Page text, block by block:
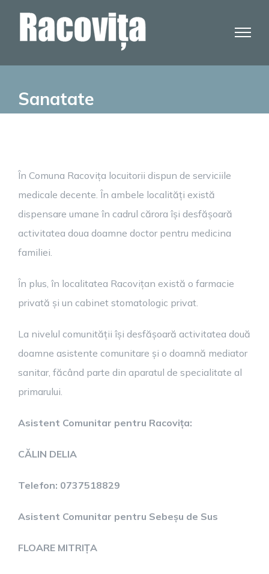
Sanatate
În Comuna Racovița locuitorii dispun de serviciile
medicale decente. În ambele localități există
dispensare umane în cadrul cărora își desfășoară
activitatea doua doamne doctor pentru medicina
familiei.
În plus, în localitatea Racovițan există o farmacie
privată și un cabinet stomatologic privat.
La nivelul comunității își desfășoară activitatea două
doamne asistente comunitare și o doamnă mediator
sanitar, făcând parte din aparatul de specialitate al
primarului.
Asistent Comunitar pentru Racovița:
CĂLIN DELIA
Telefon: 0737518829
Asistent Comunitar pentru Sebeșu de Sus
FLOARE MITRIȚA